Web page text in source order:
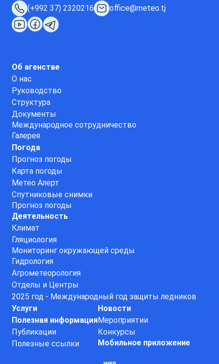
(+992 37) 2320216 office@meteo.tj
Об агенстве
О нас
Руководство
Структура
Документы
Международное сотрудничество
Галерея
Погода
Прогноз погоды
Карта погоды
Метео Алерт
Спутниковые снимки
Прогноз погоды
Деятельность
Климат
Гляциология
Мониторинг окружающей среды
Гидрология
Агрометеорология
Отделы и Центры
2025 год - Международный год защиты ледников
Услуги
Полезная информация
Публикации
Полезные ссылки
Новости
Мероприятии
Конкурсы
Мобильное приложение